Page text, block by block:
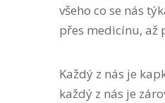
všeho co se nás
přes medicínu, až
Každý z nás je
každý z nás je